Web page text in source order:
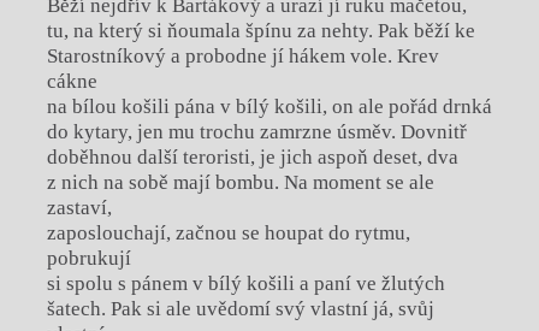
Běží nejdřív k Bartákový a urazí jí ruku mačetou,
tu, na který si ňoumala špínu za nehty. Pak běží ke
Starostníkový a probodne jí hákem vole. Krev
cákne
na bílou košili pána v bílý košili, on ale pořád drnká
do kytary, jen mu trochu zamrzne úsměv. Dovnitř
doběhnou další teroristi, je jich aspoň deset, dva
z nich na sobě mají bombu. Na moment se ale
zastaví,
zaposlouchají, začnou se houpat do rytmu,
pobrukují
si spolu s pánem v bílý košili a paní ve žlutých
šatech. Pak si ale uvědomí svý vlastní já, svůj